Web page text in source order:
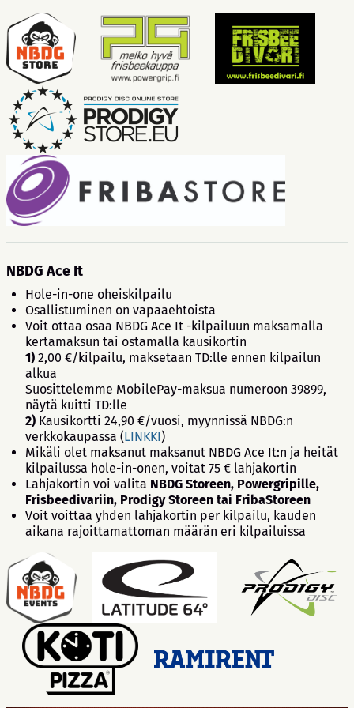
NBDG Ace It
Hole-in-one oheiskilpailu
Osallistuminen on vapaaehtoista
Voit ottaa osaa NBDG Ace It -kilpailuun maksamalla
kertamaksun tai ostamalla kausikortin
1) 2,00 €/kilpailu, maksetaan TD:lle ennen kilpailun
alkua
Suosittelemme MobilePay-maksua numeroon 39899,
näytä kuitti TD:lle
2) Kausikortti 24,90 €/vuosi, myynnissä NBDG:n
verkkokaupassa (LINKKI)
Mikäli olet maksanut maksanut NBDG Ace It:n ja heität
kilpailussa hole-in-onen, voitat 75 € lahjakortin
Lahjakortin voi valita NBDG Storeen, Powergripille,
Frisbeedivariin, Prodigy Storeen tai FribaStoreen
Voit voittaa yhden lahjakortin per kilpailu, kauden
aikana rajoittamattoman määrän eri kilpailuissa